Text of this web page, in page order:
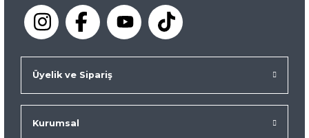
Üyelik ve Sipariş
Kurumsal